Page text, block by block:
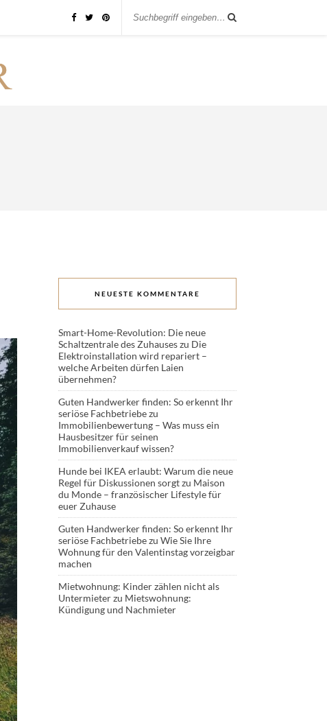
NEUESTE KOMMENTARE
Smart-Home-Revolution: Die neue
Schaltzentrale des Zuhauseszu Die
Elektroinstallation wird repariert –
welche Arbeiten dürfen Laien
übernehmen?
Guten Handwerker finden: So erkennt Ihr
seriöse Fachbetriebezu
Immobilienbewertung – Was muss ein
Hausbesitzer für seinen
Immobilienverkauf wissen?
Hunde bei IKEA erlaubt: Warum die neue
Regel für Diskussionen sorgtzu Maison
du Monde – französischer Lifestyle für
euer Zuhause
Guten Handwerker finden: So erkennt Ihr
seriöse Fachbetriebezu Wie Sie Ihre
Wohnung für den Valentinstag vorzeigbar
machen
Mietwohnung: Kinder zählen nicht als
Untermieterzu Mietswohnung:
Kündigung und Nachmieter